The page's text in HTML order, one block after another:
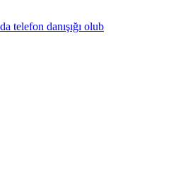
telefon danışığı olub